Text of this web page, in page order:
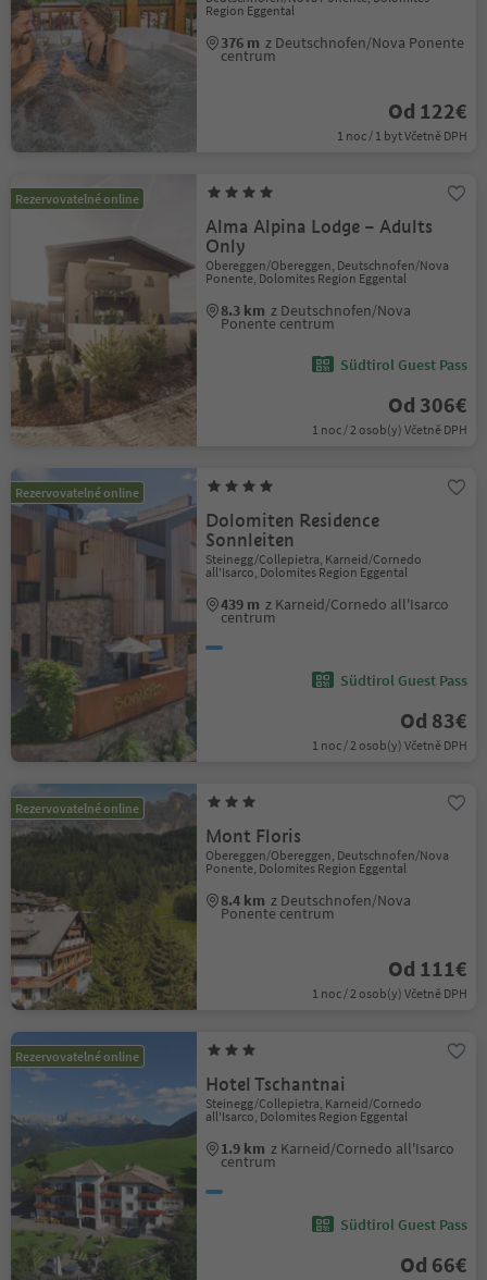
Region Eggental
376 m z Deutschnofen/Nova Ponente
centrum
Od 122€
1 noc / 1 byt Včetně DPH
Rezervovatelné online
Alma Alpina Lodge – Adults
Only
Obereggen/Obereggen, Deutschnofen/Nova
Ponente, Dolomites Region Eggental
8.3 km z Deutschnofen/Nova
Ponente centrum
Südtirol Guest Pass
Od 306€
1 noc / 2 osob(y) Včetně DPH
Rezervovatelné online
Dolomiten Residence
Sonnleiten
Steinegg/Collepietra, Karneid/Cornedo
all'Isarco, Dolomites Region Eggental
439 m z Karneid/Cornedo all'Isarco
centrum
Südtirol Guest Pass
Od 83€
1 noc / 2 osob(y) Včetně DPH
Rezervovatelné online
Mont Floris
Obereggen/Obereggen, Deutschnofen/Nova
Ponente, Dolomites Region Eggental
8.4 km z Deutschnofen/Nova
Ponente centrum
Od 111€
1 noc / 2 osob(y) Včetně DPH
Rezervovatelné online
Hotel Tschantnai
Steinegg/Collepietra, Karneid/Cornedo
all'Isarco, Dolomites Region Eggental
1.9 km z Karneid/Cornedo all'Isarco
centrum
Südtirol Guest Pass
Od 66€